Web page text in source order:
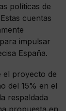
políticas de
cuentas
impulsar
España.
el proyecto de
del 15% en el
respaldada
propuesta en